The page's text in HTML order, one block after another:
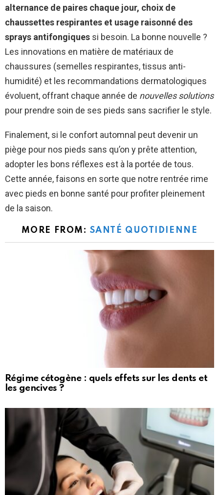
alternance de paires chaque jour, choix de
chaussettes respirantes et usage raisonné des
sprays antifongiques si besoin. La bonne nouvelle ?
Les innovations en matière de matériaux de
chaussures (semelles respirantes, tissus anti-
humidité) et les recommandations dermatologiques
évoluent, offrant chaque année de nouvelles solutions
pour prendre soin de ses pieds sans sacrifier le style.
Finalement, si le confort automnal peut devenir un
piège pour nos pieds sans qu’on y prête attention,
adopter les bons réflexes est à la portée de tous.
Cette année, faisons en sorte que notre rentrée rime
avec pieds en bonne santé pour profiter pleinement
de la saison.
MORE FROM: SANTÉ QUOTIDIENNE
Régime cétogène : quels effets sur les dents et
les gencives ?